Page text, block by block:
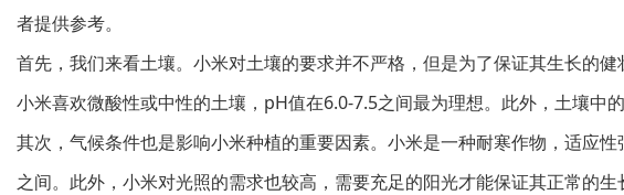
者提供参考。
首先，我们来看土壤。小米对土壤的要求并不严格，但是为了保证其生长的
小米喜欢微酸性或中性的土壤，pH值在6.0-7.5之间最为理想。此外，土壤中
其次，气候条件也是影响小米种植的重要因素。小米是一种耐寒作物，适应
之间。此外，小米对光照的需求也较高，需要充足的阳光才能保证其正常的生